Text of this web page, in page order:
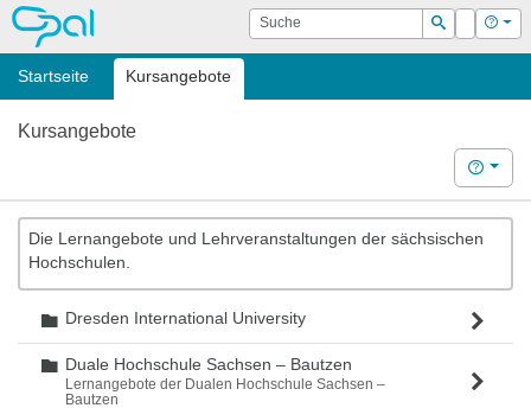
OPAL Suche
Suchen
Login Hilfe
Startseite Kursangebote
Kursangebote
Hilfe
Die Lernangebote und Lehrveranstaltungen der sächsischen
Hochschulen.
Ordner
Dresden International University
Ordner
Duale Hochschule Sachsen – Bautzen
Lernangebote der Dualen Hochschule Sachsen –
Bautzen